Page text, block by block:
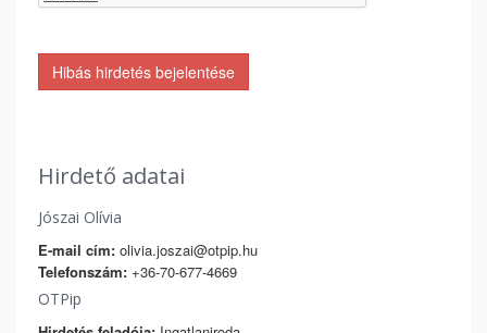
Hibás hirdetés bejelentése
Hirdető adatai
Jószai Olívia
E-mail cím: olivia.joszai@otpip.hu
Telefonszám: +36-70-677-4669
OTPip